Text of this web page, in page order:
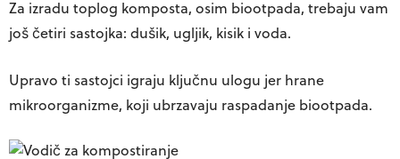
Za izradu toplog komposta, osim biootpada, trebaju vam
joščetiri sastojka: dušik, ugljik, kisik i voda.
Upravo ti sastojci igraju ključnu ulogu jer hrane
mikroorganizme, koji ubrzavaju raspadanje biootpada.